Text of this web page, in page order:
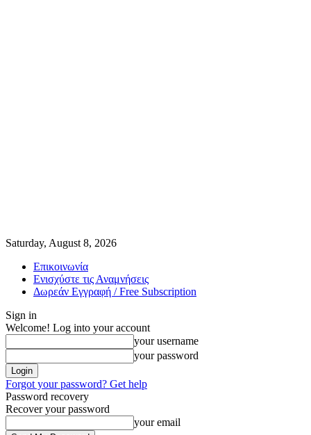
Saturday, August 8, 2026
Επικοινωνία
Ενισχύστε τις Αναμνήσεις
Δωρεάν Εγγραφή / Free Subscription
Sign in
Welcome! Log into your account
your username
your password
Forgot your password? Get help
Password recovery
Recover your password
your email